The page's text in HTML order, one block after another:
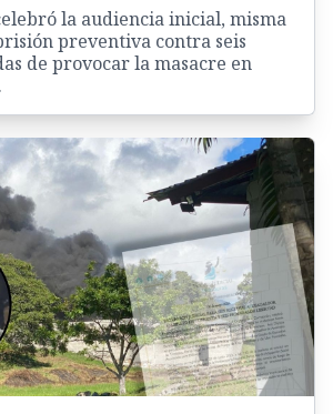
la audiencia inicial, misma
preventiva contra seis
de provocar la masacre en